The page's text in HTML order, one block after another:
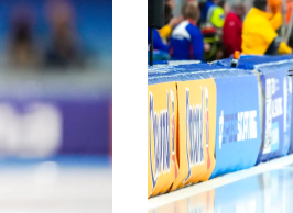
in de Slinger